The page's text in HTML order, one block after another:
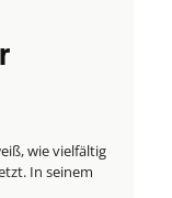
wie vielfältig
In seinem